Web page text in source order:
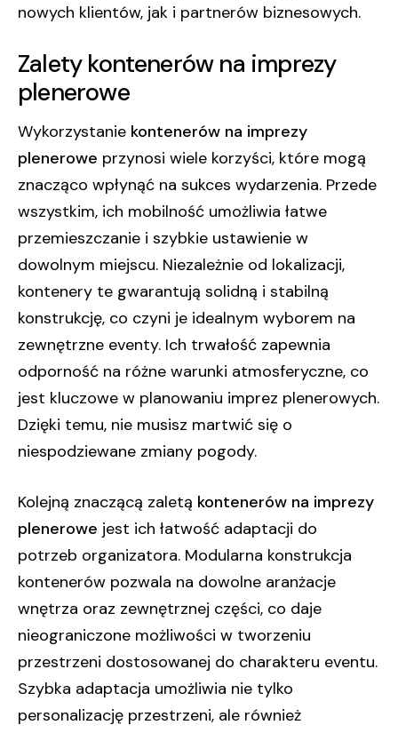
nowych klientów, jak i partnerów biznesowych.
Zalety kontenerów na imprezy
plenerowe
Wykorzystanie kontenerów na imprezy
plenerowe przynosi wiele korzyści, które mogą
znacząco wpłynąć na sukces wydarzenia. Przede
wszystkim, ich mobilność umożliwia łatwe
przemieszczanie i szybkie ustawienie w
dowolnym miejscu. Niezależnie od lokalizacji,
kontenery te gwarantują solidną i stabilną
konstrukcję, co czyni je idealnym wyborem na
zewnętrzne eventy. Ich trwałość zapewnia
odporność na różne warunki atmosferyczne, co
jest kluczowe w planowaniu imprez plenerowych.
Dzięki temu, nie musisz martwić się o
niespodziewane zmiany pogody.
Kolejną znaczącą zaletą kontenerów na imprezy
plenerowe jest ich łatwość adaptacji do
potrzeb organizatora. Modularna konstrukcja
kontenerów pozwala na dowolne aranżacje
wnętrza oraz zewnętrznej części, co daje
nieograniczone możliwości w tworzeniu
przestrzeni dostosowanej do charakteru eventu.
Szybka adaptacja umożliwia nie tylko
personalizację przestrzeni, ale również